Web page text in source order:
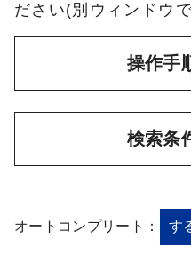
ださい(別ウィンドウ
操作手
検索条
オートコンプリート： す